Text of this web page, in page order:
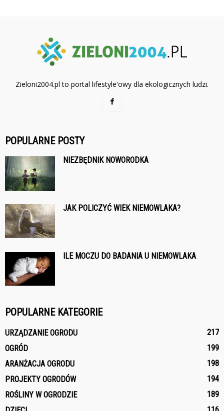
Zieloni2004.pl to portal lifestyle'owy dla ekologicznych ludzi.
POPULARNE POSTY
NIEZBĘDNIK NOWORODKA
JAK POLICZYĆ WIEK NIEMOWLAKA?
ILE MOCZU DO BADANIA U NIEMOWLAKA
POPULARNE KATEGORIE
URZĄDZANIE OGRODU
217
OGRÓD
199
ARANŻACJA OGRODU
198
PROJEKTY OGRODÓW
194
ROŚLINY W OGRODZIE
189